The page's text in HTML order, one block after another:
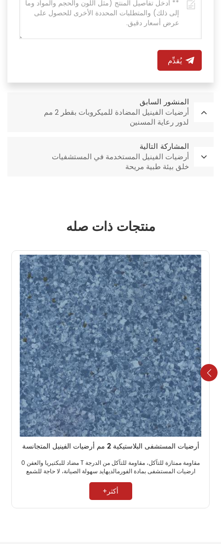
يُقدِّم
المنشور السابق
أرضيات الفينيل المضادة للميكروبات بقطر 2 مم
لدور رعاية المسنين
المشاركة التالية
أرضيات الفينيل المستخدمة في المستشفيات
خلق بيئة طبية مريحة
منتجات ذات صله
أرضيات المستشفى البلاستيكية 2 مم أرضيات الفينيل المتجانسة
مقاومة ممتازة للتآكل، مقاومة للتآكل من الدرجة T مضاد للبكتيريا والعفن 0
ارضيات المستشفى بمادة الفورمالديهايد سهولة الصيانة، لا حاجة للشمع ​
أكثر+